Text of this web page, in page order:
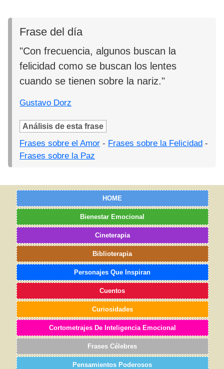
Frase del día
"Con frecuencia, algunos buscan la
felicidad como se buscan los lentes
cuando se tienen sobre la nariz."
Gustavo Dorz
Análisis de esta frase
Frases sobre el Amor - Frases sobre la Felicidad -
Frases sobre la Paz
HOME
Bienestar Emocional
Cineterapia
Biblioterapia
Personajes Que Inspiran
Cuentos
Curiosidades
Cortometrajes De Inteligencia Emocional
Frases Célebres
Pensamientos Poderosos